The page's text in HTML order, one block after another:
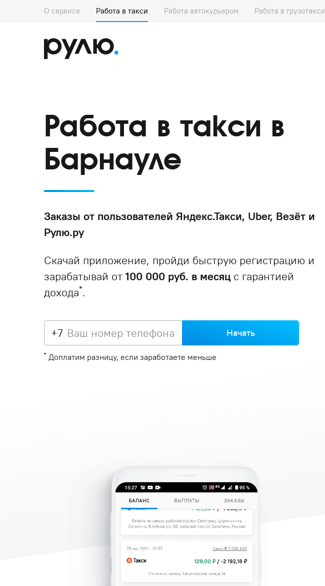
О сервисе Работа в такси Работа автокурьером Работа в грузотакси
Работа в такси в
Барнауле
Заказы от пользователей Яндекс.Такси, Uber, Везёт и
Рулю.ру
Скачай приложение, пройди быструю регистрацию и
зарабатывай от 100 000 руб. в месяцс гарантией
дохода*.
+7 Начать
* Доплатим разницу, если заработаете меньше